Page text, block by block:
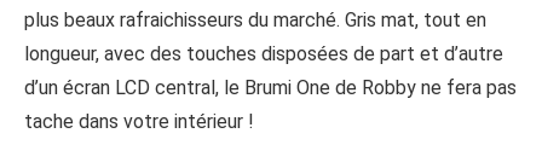
plus beaux rafraichisseurs du marché. Gris mat, tout en
longueur, avec des touches disposées de part et d’autre
d’un écran LCD central, le Brumi One de Robby ne fera pas
tache dans votre intérieur !